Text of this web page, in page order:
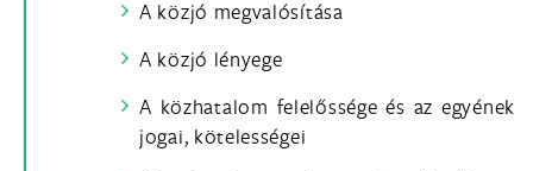
A közjó megvalósítása
A közjó lényege
A közhatalom felelőssége és az egyének
jogai, kötelességei